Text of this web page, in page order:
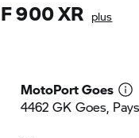
F 900 XR plus
MotoPort Goes
4462 GK Goes,